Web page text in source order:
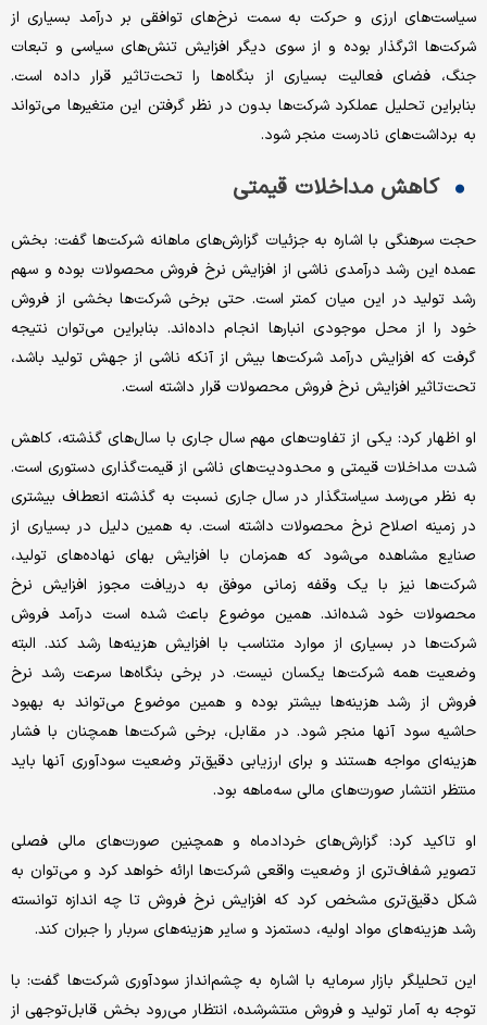
سیاست‌های ارزی و حرکت به سمت نرخ‌های توافقی بر درآمد بسیاری از
شرکت‌ها اثرگذار بوده و از سوی دیگر افزایش تنش‌های سیاسی و تبعات
جنگ، فضای فعالیت بسیاری از بنگاه‌ها را تحت‌تاثیر قرار داده است.
بنابراین تحلیل عملکرد شرکت‌ها بدون در نظر گرفتن این متغیرها می‌تواند
به برداشت‌های نادرست منجر شود.
کاهش مداخلات قیمتی
حجت سرهنگی با اشاره به جزئیات گزارش‌های ماهانه شرکت‌ها گفت: بخش
عمده این رشد درآمدی ناشی از افزایش نرخ فروش محصولات بوده و سهم
رشد تولید در این میان کمتر است. حتی برخی شرکت‌ها بخشی از فروش
خود را از محل موجودی انبارها انجام داده‌اند. بنابراین می‌توان نتیجه
گرفت که افزایش درآمد شرکت‌ها بیش از آنکه ناشی از جهش تولید باشد،
تحت‌تاثیر افزایش نرخ فروش محصولات قرار داشته است.
او اظهار کرد: یکی از تفاوت‌های مهم سال جاری با سال‌های گذشته، کاهش
شدت مداخلات قیمتی و محدودیت‌های ناشی از قیمت‌گذاری دستوری است.
به نظر می‌رسد سیاستگذار در سال جاری نسبت به گذشته انعطاف بیشتری
در زمینه اصلاح نرخ محصولات داشته است. به همین دلیل در بسیاری از
صنایع مشاهده می‌شود که همزمان با افزایش بهای نهاده‌های تولید،
شرکت‌ها نیز با یک وقفه زمانی موفق به دریافت مجوز افزایش نرخ
محصولات خود شده‌اند. همین موضوع باعث شده است درآمد فروش
شرکت‌ها در بسیاری از موارد متناسب با افزایش هزینه‌ها رشد کند. البته
وضعیت همه شرکت‌ها یکسان نیست. در برخی بنگاه‌ها سرعت رشد نرخ
فروش از رشد هزینه‌ها بیشتر بوده و همین موضوع می‌تواند به بهبود
حاشیه سود آنها منجر شود. در مقابل، برخی شرکت‌ها همچنان با فشار
هزینه‌ای مواجه هستند و برای ارزیابی دقیق‌تر وضعیت سودآوری آنها باید
منتظر انتشار صورت‌های مالی سه‌ماهه بود.
او تاکید کرد: گزارش‌های خردادماه و همچنین صورت‌های مالی فصلی
تصویر شفاف‌تری از وضعیت واقعی شرکت‌ها ارائه خواهد کرد و می‌توان به
شکل دقیق‌تری مشخص کرد که افزایش نرخ فروش تا چه اندازه توانسته
رشد هزینه‌های مواد اولیه، دستمزد و سایر هزینه‌های سربار را جبران کند.
این تحلیلگر بازار سرمایه با اشاره به چشم‌انداز سودآوری شرکت‌ها گفت: با
توجه به آمار تولید و فروش منتشرشده، انتظار می‌رود بخش قابل‌توجهی از